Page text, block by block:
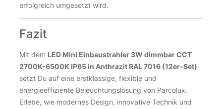
erfolgreich umgesetzt wird.
Fazit
Mit dem LED Mini Einbaustrahler 3W dimmbar CCT
2700K-6500K IP65 in Anthrazit RAL 7016 (12er-Set)
setzt Du auf eine erstklassige, flexible und
energieeffiziente Beleuchtungslösung von Parcolux.
Erlebe, wie modernes Design, innovative Technik und